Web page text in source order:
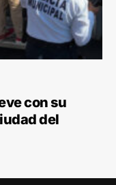
con su
del